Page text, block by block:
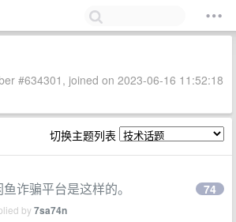
#634301, joined on 2023-06-16 11:52:18
切换主题列表
诈骗平台是这样的。
by7sa74n
74